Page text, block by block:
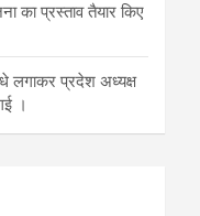
का प्रस्ताव तैयार किए
पौधे लगाकर प्रदेश अध्यक्ष
।